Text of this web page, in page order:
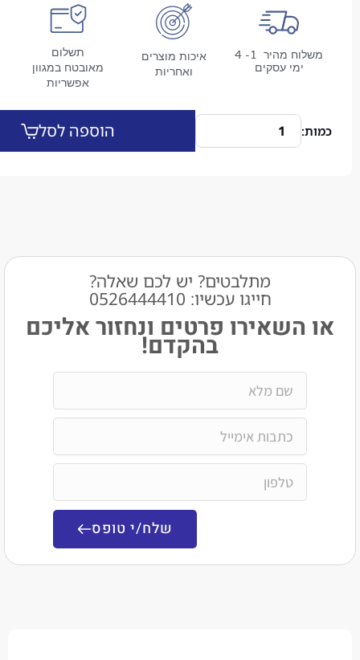
משלוח מהיר 1- 4
איכות מוצרים
תשלום
מאובטח במגוון
הוספה לסל
מתלבטים? יש לכם שאלה?
חייגו עכשיו: 0526444410​
פרטים ונחזור אליכם
בהקדם!
שלח/י טופס